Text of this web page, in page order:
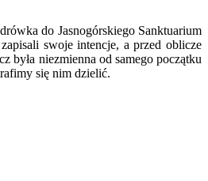
do Jasnogórskiego Sanktuarium
swoje intencje, a przed oblicze
była niezmienna od samego początku
się nim dzielić.